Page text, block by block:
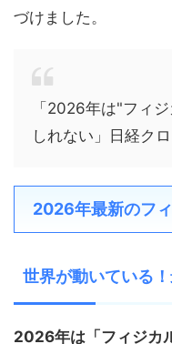
づけました。
「2026年は"フィ
しれない」日経ク
2026年最新のフ
世界が動いている
2026年は「フィジカ